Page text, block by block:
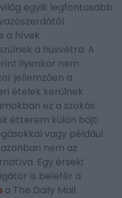
egyik legfontosabb
a hívek
a húsvétra. A
ilyenkor nem
jellemzően a
ételek kerülnek
ez a szokás
étterem külön böjti
vagy például
nem az
Egy érseki
is belefér a
a The Daily Mail.